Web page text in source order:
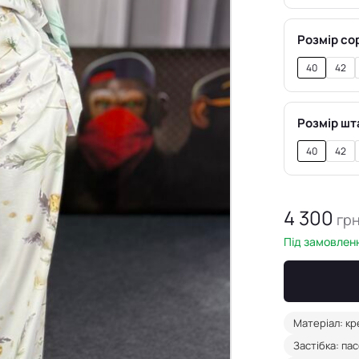
Розмір
40 42
Розмір
40 42
4 300
Під
Матеріал:
Застібка: